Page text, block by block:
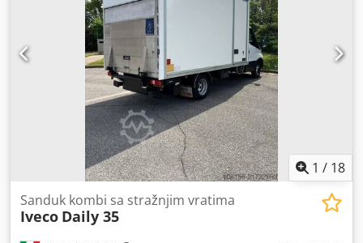
zaključavanje,
1 / 18
Sanduk kombi sa stražnjim vratima
Iveco Daily 35